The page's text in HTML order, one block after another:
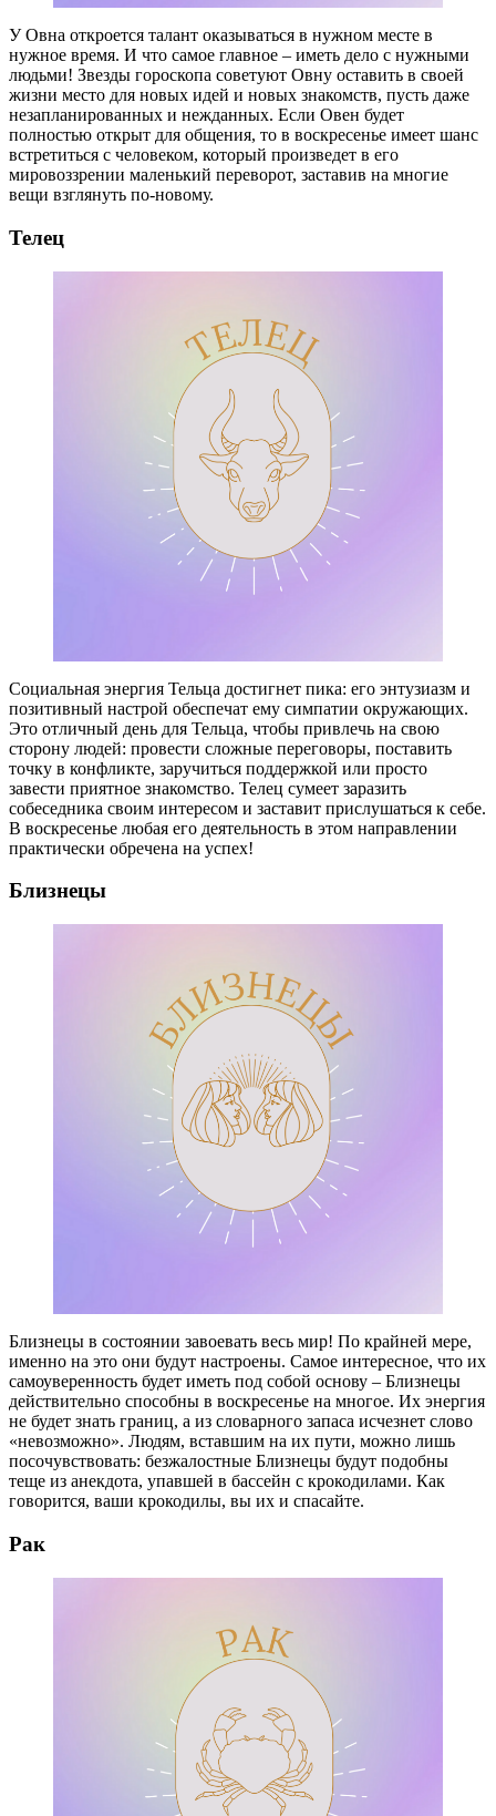
У Овна откроется талант оказываться в нужном месте в
нужное время. И что самое главное – иметь дело с нужными
людьми! Звезды гороскопа советуют Овну оставить в своей
жизни место для новых идей и новых знакомств, пусть даже
незапланированных и нежданных. Если Овен будет
полностью открыт для общения, то в воскресенье имеет шанс
встретиться с человеком, который произведет в его
мировоззрении маленький переворот, заставив на многие
вещи взглянуть по-новому.
Телец
Социальная энергия Тельца достигнет пика: его энтузиазм и
позитивный настрой обеспечат ему симпатии окружающих.
Это отличный день для Тельца, чтобы привлечь на свою
сторону людей: провести сложные переговоры, поставить
точку в конфликте, заручиться поддержкой или просто
завести приятное знакомство. Телец сумеет заразить
собеседника своим интересом и заставит прислушаться к себе.
В воскресенье любая его деятельность в этом направлении
практически обречена на успех!
Близнецы
Близнецы в состоянии завоевать весь мир! По крайней мере,
именно на это они будут настроены. Самое интересное, что их
самоуверенность будет иметь под собой основу – Близнецы
действительно способны в воскресенье на многое. Их энергия
не будет знать границ, а из словарного запаса исчезнет слово
«невозможно». Людям, вставшим на их пути, можно лишь
посочувствовать: безжалостные Близнецы будут подобны
теще из анекдота, упавшей в бассейн с крокодилами. Как
говорится, ваши крокодилы, вы их и спасайте.
Рак